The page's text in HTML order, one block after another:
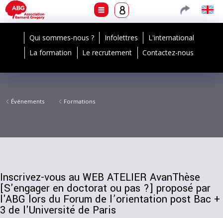
Qui sommes-nous ? Infolettres
L'international
La formation
Le recrutement Contactez-nous
Événements Formations
Inscrivez-vous au WEB ATELIER AvanThèse
[S'engager en doctorat ou pas ?] proposé par
l'ABG lors du Forum de l’orientation post Bac +
3 de l'Université de Paris